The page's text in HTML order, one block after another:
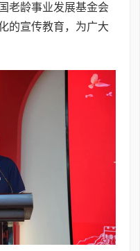
老龄事业发展基金会
的宣传教育，为广大